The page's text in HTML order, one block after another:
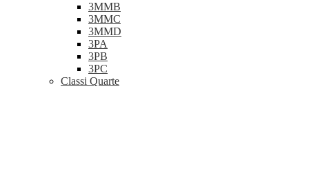
3MMB
3MMC
3MMD
3PA
3PB
3PC
Classi Quarte